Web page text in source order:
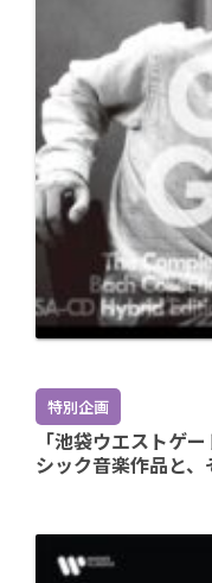
特別企画
「池袋ウエストゲ
シック音楽作品と